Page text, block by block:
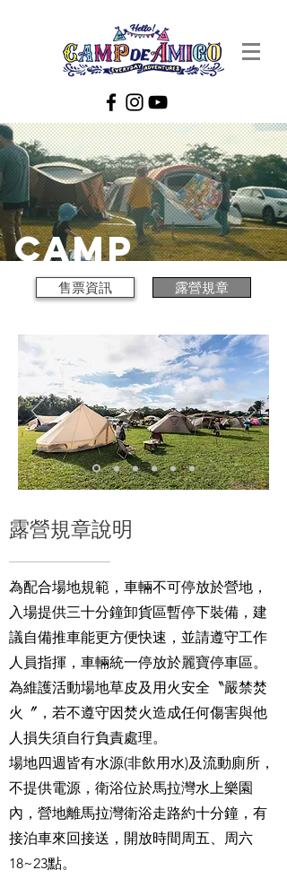
​camp
售票資訊 露營規章
露營規章說明
為配合場地規範，車輛不可停放於營地，
入場提供三十分鐘卸貨區暫停下裝備，建
議自備推車能更方便快速，並請遵守工作
人員指揮，車輛統一停放於麗寶停車區。
為維護活動場地草皮及用火安全〝嚴禁焚
火〞，若不遵守因焚火造成任何傷害與他
人損失須自行負責處理。
場地四週皆有水源(非飲用水)及流動廁所，
不提供電源，衛浴位於馬拉灣水上樂園
內，營地離馬拉灣衛浴走路約十分鐘，有
接泊車來回接送，開放時間周五、周六
18~23點。